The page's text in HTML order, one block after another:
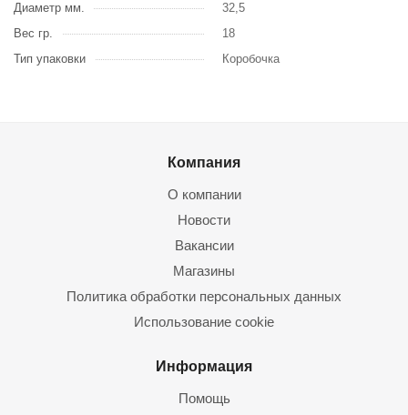
Диаметр мм.
32,5
Вес гр.
18
Тип упаковки
Коробочка
Компания
О компании
Новости
Вакансии
Магазины
Политика обработки персональных данных
Использование cookie
Информация
Помощь